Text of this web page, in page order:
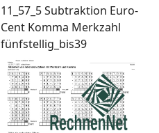
11_57_5 Subtraktion Euro-
Cent Komma Merkzahl
fünfstellig_bis39